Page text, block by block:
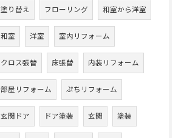
塗り替え フローリング 和室から洋室
和室 洋室 室内リフォーム
クロス張替 床張替 内装リフォーム
部屋リフォーム ぷちリフォーム
玄関ドア ドア塗装 玄関 塗装